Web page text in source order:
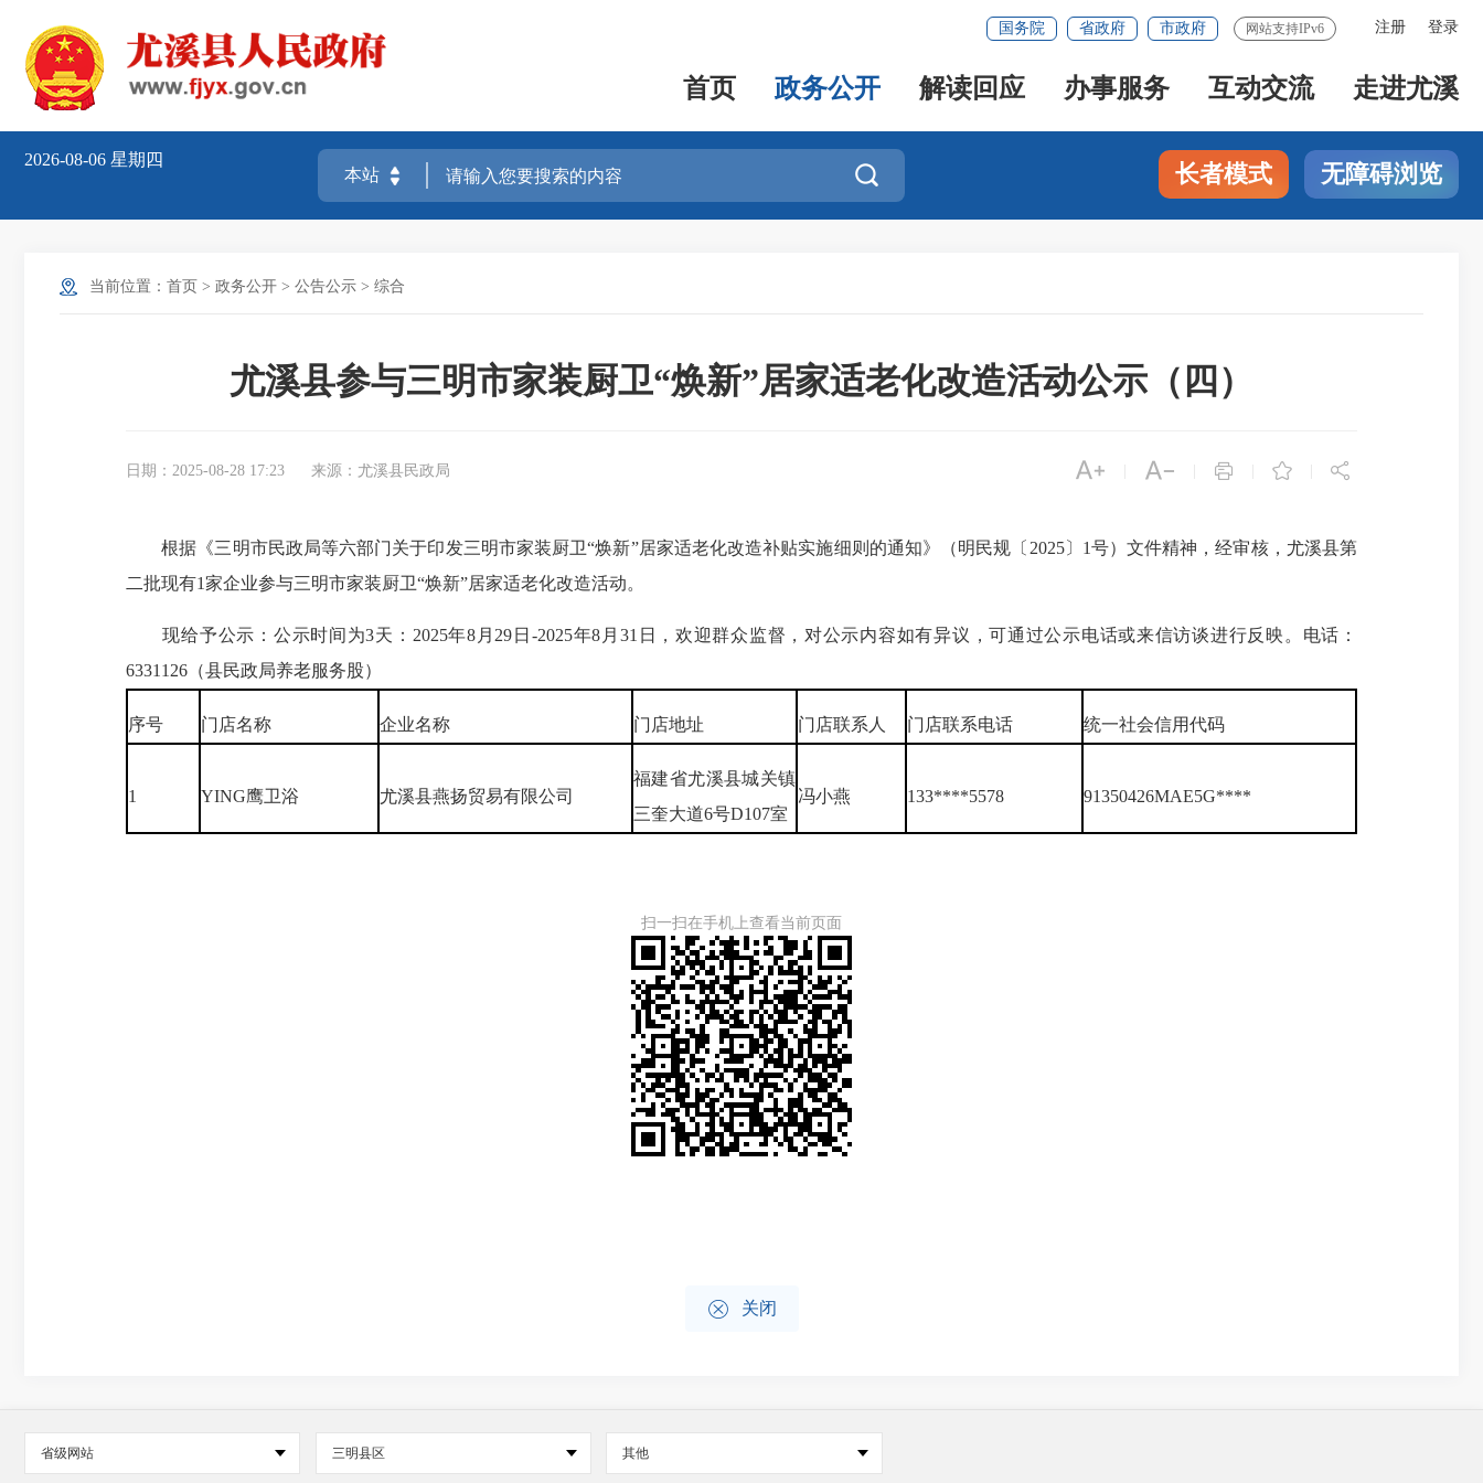
注册 登录
国务院 省政府 市政府 网站支持IPv6
首页 政务公开 解读回应 办事服务 互动交流 走进尤溪
2026-08-06 星期四
 长者模式 无障碍浏览
当前位置： 首页 > 政务公开 > 公告公示 > 综合
尤溪县参与三明市家装厨卫“焕新”居家适老化改造活动公示（四）
日期：2025-08-28 17:23 来源：尤溪县民政局     
根据《三明市民政局等六部门关于印发三明市家装厨卫“焕新”居家适老化改造补贴实施细则的通知》（明民规〔2025〕1号）文件精神，经审核，尤溪县第
二批现有1家企业参与三明市家装厨卫“焕新”居家适老化改造活动。
现给予公示：公示时间为3天：2025年8月29日-2025年8月31日，欢迎群众监督，对公示内容如有异议，可通过公示电话或来信访谈进行反映。电话：
6331126（县民政局养老服务股）
序号 门店名称 企业名称 门店地址 门店联系人 门店联系电话 统一社会信用代码
1 YING鹰卫浴 尤溪县燕扬贸易有限公司
福建省尤溪县城关镇
三奎大道6号D107室
冯小燕 133****5578 91350426MAE5G****
扫一扫在手机上查看当前页面
 关闭
省级网站 三明县区 其他